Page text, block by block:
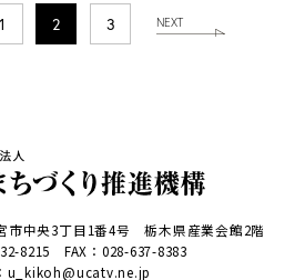
1 2 3 NEXT
市中央3丁目1番4号 栃木県産業会館2階
8215 FAX：028-637-8383
u_kikoh@ucatv.ne.jp